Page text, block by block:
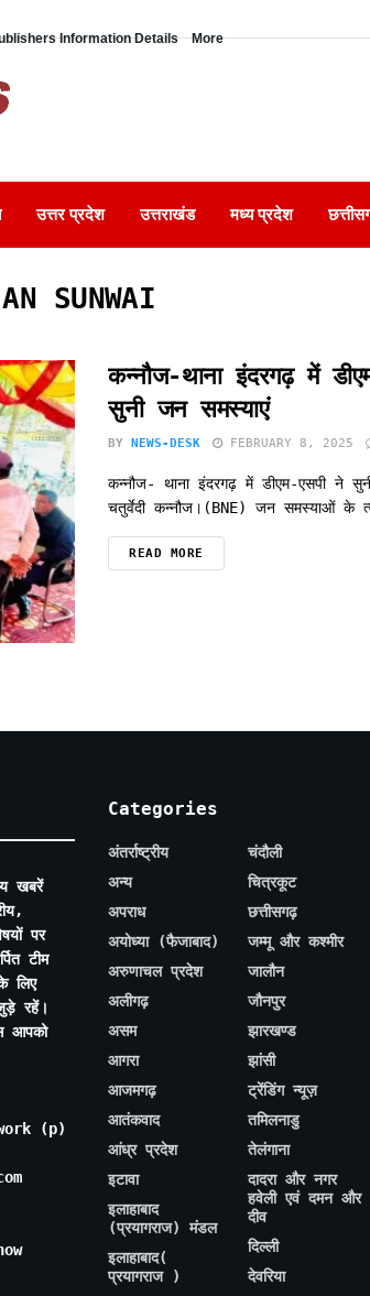
Information Details More
उत्तर प्रदेश उत्तराखंड मध्य प्रदेश
SUNWAI
कन्नौज-थाना इंदरगढ़ में
सुनी जन समस्याएं
BY NEWS-DESK FEBRUARY 8, 2025
कन्नौज- थाना इंदरगढ़ में डीएम-एसपी ने
चतुर्वेदी कन्नौज।(BNE) जन समस्याओं के
READ MORE
खबरें
पर
टीम
लिए
रहें।
आपको
(p)
Categories
अंतर्राष्ट्रीय
अन्य
अपराध
अयोध्या (फैजाबाद)
अरुणाचल प्रदेश
अलीगढ़
असम
आगरा
आजमगढ़
आतंकवाद
आंध्र प्रदेश
इटावा
इलाहाबाद
(प्रयागराज) मंडल
इलाहाबाद(
प्रयागराज )
चंदौली
चित्रकूट
छत्तीसगढ़
जम्मू और कश्मीर
जालौन
जौनपुर
झारखण्ड
झांसी
ट्रेंडिंग न्यूज़
तमिलनाडु
तेलंगाना
दादरा और नगर
हवेली एवं दमन और
दीव
दिल्ली
देवरिया